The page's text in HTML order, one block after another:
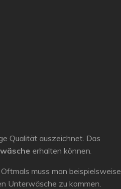
Qualität auszeichnet. Das
erhalten können.
muss man beispielsweise
Unterwäsche zu kommen.